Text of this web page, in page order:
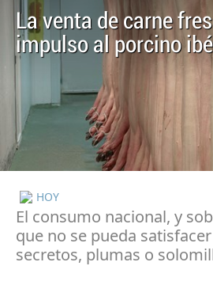
La venta de carne
impulso al porcino
HOY
El consumo nacional, y
que no se pueda
secretos, plumas o